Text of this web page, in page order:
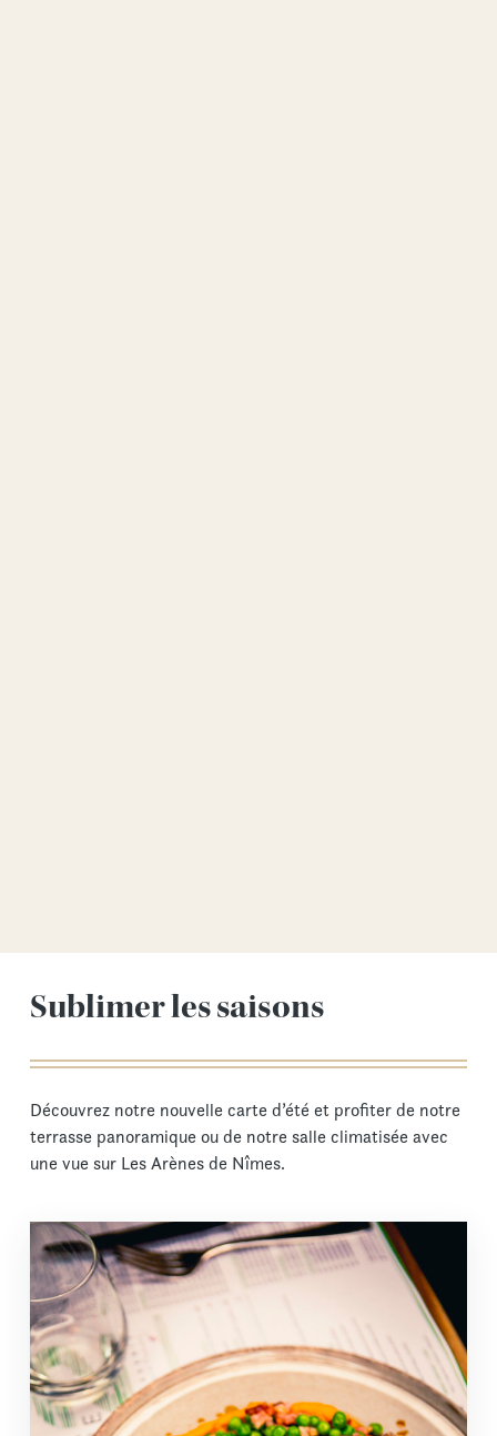
Sublimer les saisons
Découvrez notre nouvelle carte d’été et profiter de notre
terrasse panoramique ou de notre salle climatisée avec
une vue sur Les Arènes de Nîmes.